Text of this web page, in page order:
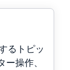
るトピッ
操作、